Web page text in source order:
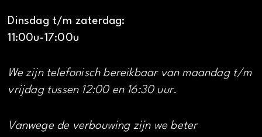
Dinsdag t/m zaterdag:
11:00u-17:00u
We zijn telefonisch bereikbaar van maandag t/m
vrijdag tussen 12:00 en 16:30 uur.
Vanwege de verbouwing zijn we beter